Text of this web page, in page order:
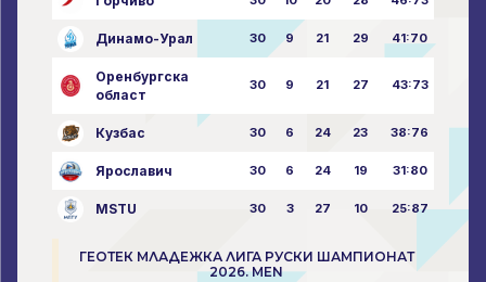
Динамо-Урал 30 9 21 29 41:70
Оренбургска
област
30 9 21 27 43:73
Кузбас 30 6 24 23 38:76
Ярославич 30 6 24 19 31:80
MSTU 30 3 27 10 25:87
ГЕОТЕК МЛАДЕЖКА ЛИГА РУСКИ ШАМПИОНАТ
2026. MEN